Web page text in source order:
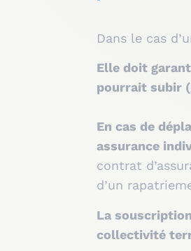
Dans le cas
Elle doit
pourrait subir
En cas de
assurance
contrat
d’un
La
collectivité